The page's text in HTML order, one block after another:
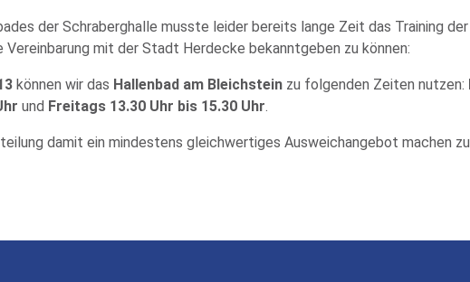
der Schraberghalle musste leider bereits lange Zeit das Training
mit der Stadt Herdecke bekanntgeben zu können:
können wir das Hallenbad am Bleichstein zu folgenden Zeiten nutzen:
und Freitags 13.30 Uhr bis 15.30 Uhr.
damit ein mindestens gleichwertiges Ausweichangebot machen zu